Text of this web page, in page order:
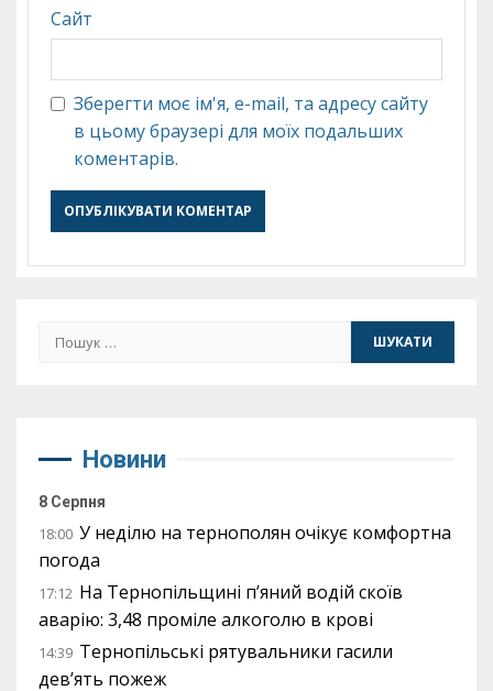
Сайт
Зберегти моє ім'я, e-mail, та адресу сайту
в цьому браузері для моїх подальших
коментарів.
Пошук:
Новини
8 Серпня
18:00 У неділю на тернополян очікує комфортна
погода
17:12 На Тернопільщині п’яний водій скоїв
аварію: 3,48 проміле алкоголю в крові
14:39 Тернопільські рятувальники гасили
дев’ять пожеж